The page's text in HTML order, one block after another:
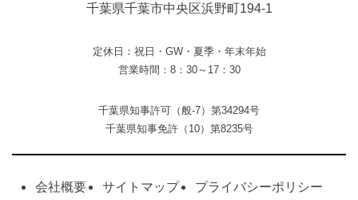
千葉県千葉市中央区浜野町194-1
定休日：祝日・GW・夏季・年末年始
営業時間：8：30～17：30
千葉県知事許可（般-7）第34294号
千葉県知事免許（10）第8235号
会社概要 サイトマップ プライバシーポリシー